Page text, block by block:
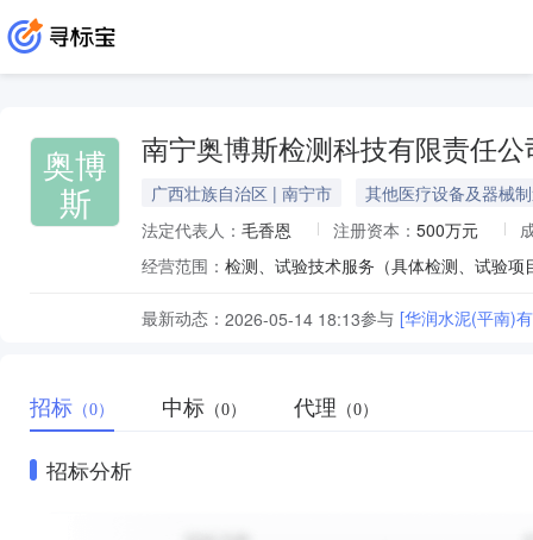
奥博
斯
南宁奥博斯检测科技有限责任公
广西壮族自治区 | 南宁市
其他医疗设备及器械
法定代表人： 毛香恩 注册资本： 500万元
经营范围：
最新动态： 2026-05-14 18:13参与 [华润水泥(平南)
招标 （0） 中标 （0） 代理 （0）
招标分析